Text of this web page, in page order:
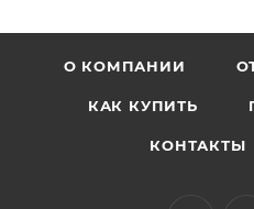
О КОМПАНИИ
КАК КУПИТЬ
КОНТАКТЫ